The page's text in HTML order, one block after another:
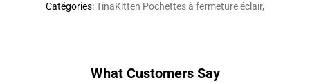
Catégories:TinaKitten Pochettes à fermeture éclair,
What Customers Say